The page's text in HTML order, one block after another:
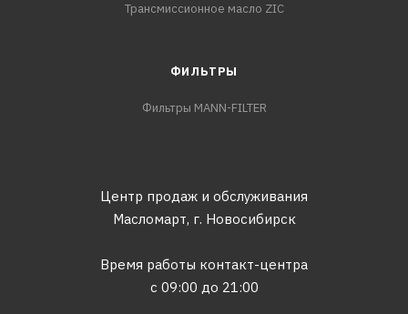
Трансмиссионное масло ZIC
ФИЛЬТРЫ
Фильтры MANN-FILTER
Центр продаж и обслуживания
Масломарт, г. Новосибирск
Время работы контакт-центра
с 09:00 до 21:00